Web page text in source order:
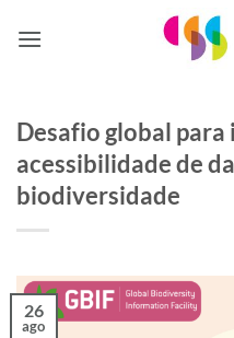
Desafio global para
acessibilidade de
biodiversidade
26
ago